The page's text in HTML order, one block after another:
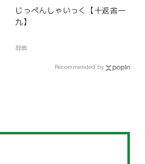
じっぺんしゃいっく【十返舎一
九】
辞典
Recommended by